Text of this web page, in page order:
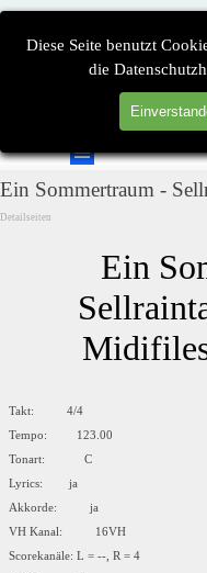
Diese Seite benutzt
die
Direkt zum Seiteninhalt
Ein Sommertraum -
Detailseiten
Ein
Takt: 4/4
Tempo: 123.00
Tonart: C
Lyrics: ja
Akkorde: ja
VH Kanal: 16VH
Scorekanäle: L = --, R = 4